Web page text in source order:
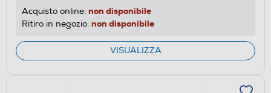
Acquisto online: non disponibile
Ritiro in negozio: non disponibile
VISUALIZZA